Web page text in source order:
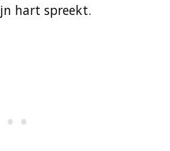
hart spreekt.